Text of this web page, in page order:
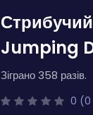
Jumping
Зіграно 358 разів.
0 (0